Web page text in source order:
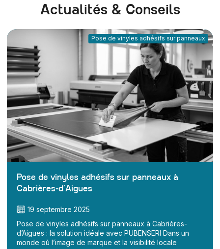
Actualités & Conseils
Pose de vinyles adhésifs sur panneaux
Pose de vinyles adhésifs sur panneaux à
Cabrières-d’Aigues
19 septembre 2025
Pose de vinyles adhésifs sur panneaux à Cabrières-
d’Aigues : la solution idéale avec PUBENSERI Dans un
monde où l’image de marque et la visibilité locale